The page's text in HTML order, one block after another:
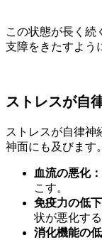
この状態が長く続
支障をきたすよう
ストレスが自
ストレスが自律神
神面にも及びます。
血流の悪化：
こす。
免疫力の低下
状が悪化する
消化機能の低